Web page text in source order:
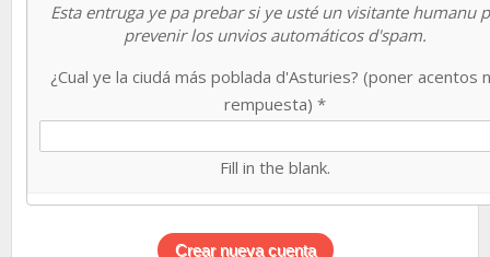
Esta entruga ye pa prebar si ye usté un visitante humanu
prevenir los unvios automáticos d'spam.
¿Cual ye la ciudá más poblada d'Asturies? (poner acentos
rempuesta) *
Fill in the blank.